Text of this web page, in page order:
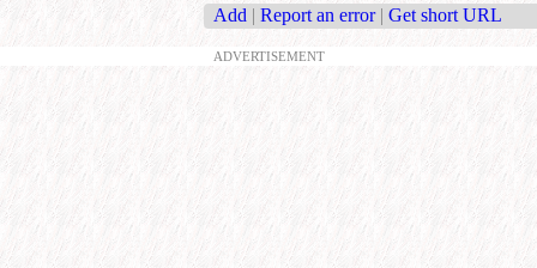
Add | Report an error | Get short URL
ADVERTISEMENT